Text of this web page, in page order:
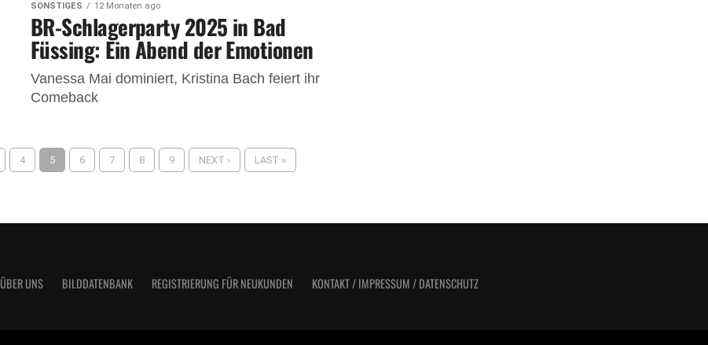
SONSTIGES 12 Monaten ago
BR-Schlagerparty 2025 in Bad
Füssing: Ein Abend der Emotionen
Vanessa Mai dominiert, Kristina Bach feiert ihr
Comeback
4 5 6 7 8 9 NEXT › LAST »
ÜBER UNS BILDDATENBANK REGISTRIERUNG FÜR NEUKUNDEN KONTAKT / IMPRESSUM / DATENSCHUTZ